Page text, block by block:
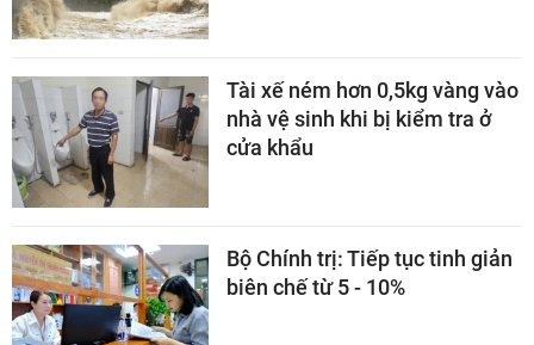
Tài xế ném hơn 0,5kg vàng vào
nhà vệ sinh khi bị kiểm tra ở
cửa khẩu
Bộ Chính trị: Tiếp tục tinh giản
biên chế từ 5 - 10%